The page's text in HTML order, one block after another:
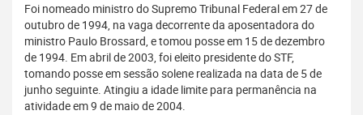
Foi nomeado ministro do Supremo Tribunal Federal em 27 de
outubro de 1994, na vaga decorrente da aposentadora do
ministro Paulo Brossard, e tomou posse em 15 de dezembro
de 1994. Em abril de 2003, foi eleito presidente do STF,
tomando posse em sessão solene realizada na data de 5 de
junho seguinte. Atingiu a idade limite para permanência na
atividade em 9 de maio de 2004.